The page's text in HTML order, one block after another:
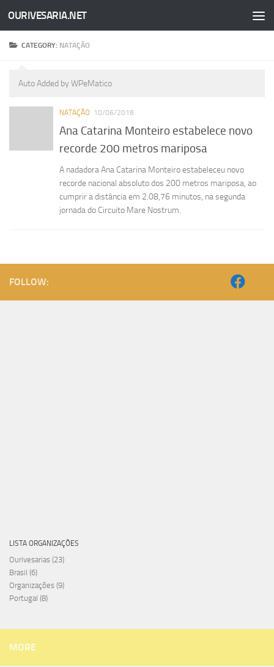
Skip to content
OURIVESARIA.NET
CATEGORY: NATAÇÃO
Auto Added by WPeMatico
NATAÇÃO 10/06/2018
Ana Catarina Monteiro estabelece novo
recorde 200 metros mariposa
A nadadora Ana Catarina Monteiro estabeleceu novo
recorde nacional absoluto dos 200 metros mariposa, ao
cumprir a distância em 2.08,76 minutos, na segunda
jornada do Circuito Mare Nostrum.
FOLLOW:
LISTA ORGANIZAÇÕES
Ourivesarias (23)
Brasil (6)
Organizações (9)
Portugal (8)
MORE